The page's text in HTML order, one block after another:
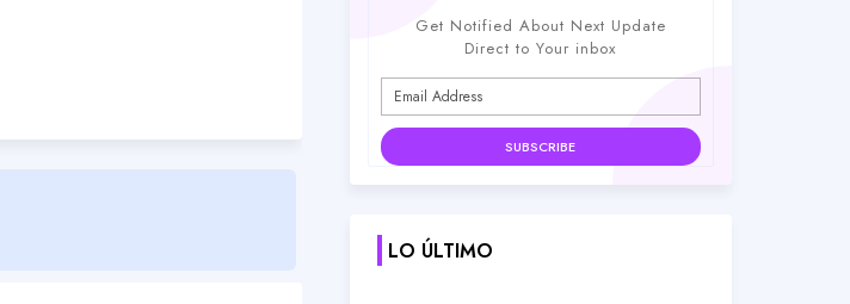
Get Notified About Next Update
Direct to Your inbox
LO ÚLTIMO